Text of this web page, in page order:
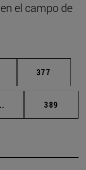
el campo de
Páginas intermedias
Página
377
Páginas intermedias
Página
389